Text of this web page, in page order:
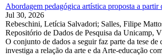
Abordagem pedagógica artística proposta a
Jul 30, 2026
Rebeschini, Letícia Salvadori; Salles, Filipe
Repositório de Dados de Pesquisa da Unicamp,
O conjunto de dados a seguir faz parte da tese
investiga a relação da arte e da Arte-educação